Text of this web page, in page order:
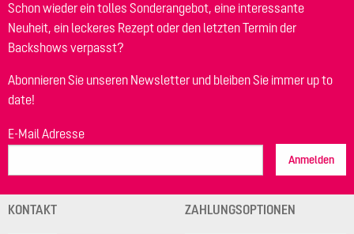
Schon wieder ein tolles Sonderangebot, eine interessante
Neuheit, ein leckeres Rezept oder den letzten Termin der
Backshows verpasst?
Abonnieren Sie unseren Newsletter und bleiben Sie immer up to
date!
E-Mail Adresse
Anmelden
KONTAKT ZAHLUNGSOPTIONEN